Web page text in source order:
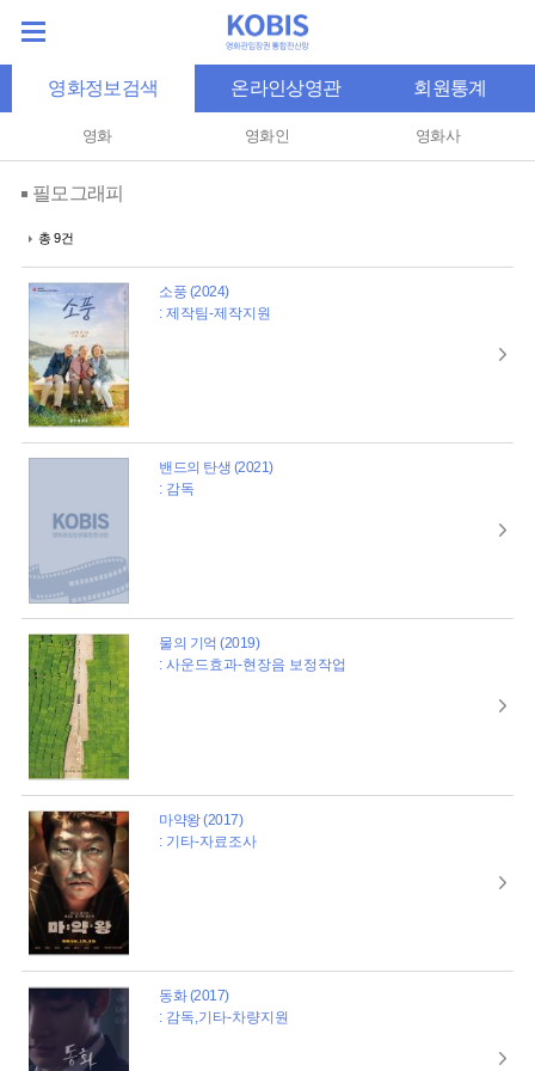
영화정보검색 온라인상영관 회원통계
영화 영화인 영화사
필모그래피
총 9건
소풍 (2024)
: 제작팀-제작지원
밴드의 탄생 (2021)
: 감독
물의 기억 (2019)
: 사운드효과-현장음 보정작업
마약왕 (2017)
: 기타-자료조사
동화 (2017)
: 감독,기타-차량지원